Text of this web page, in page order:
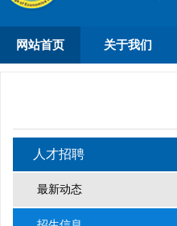
网站首页 关于我们
人才招聘
最新动态